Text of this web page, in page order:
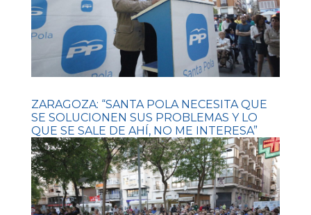
ZARAGOZA: “SANTA POLA NECESITA QUE
SE SOLUCIONEN SUS PROBLEMAS Y LO
QUE SE SALE DE AHÍ, NO ME INTERESA”